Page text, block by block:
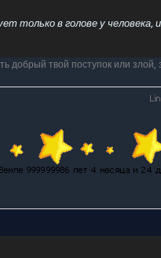
только в голове у
твой поступок или злой,